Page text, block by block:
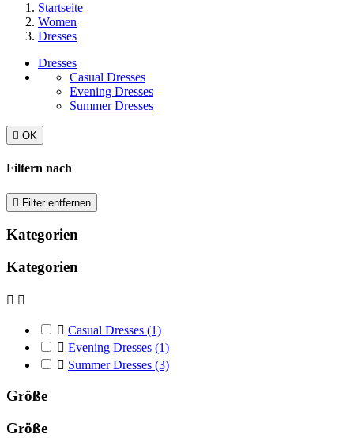
Startseite
Women
Dresses
Dresses
Casual Dresses
Evening Dresses
Summer Dresses
 OK
Filtern nach
 Filter entfernen
Kategorien
Kategorien
 
 Casual Dresses (1)
 Evening Dresses (1)
 Summer Dresses (3)
Größe
Größe